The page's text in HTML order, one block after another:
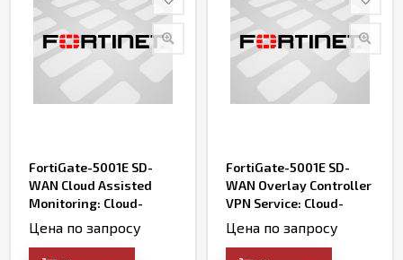
FortiGate-5001E SD-
WAN Cloud Assisted
Monitoring: Cloud-
based SD-WAN
Bandwidth & Quality
Monitoring Service
Цена по запросу
FortiGate-5001E SD-
WAN Overlay Controller
VPN Service: Cloud-
based SD-WAN VPN
Overlay Service &
Portal
Цена по запросу